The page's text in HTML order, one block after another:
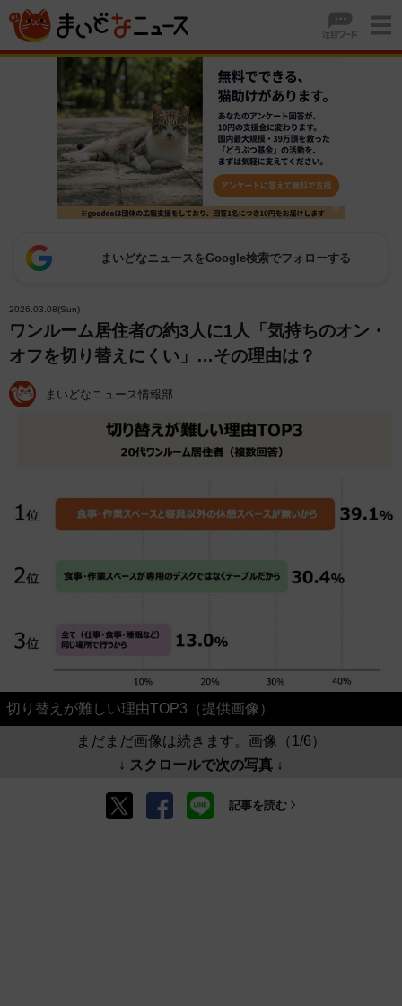
まいどなニュースをGoogle検索でフォローする
2026.03.08(Sun)
ワンルーム居住者の約3人に1人「気持ちのオン・
オフを切り替えにくい」…その理由は？
まいどなニュース情報部
切り替えが難しい理由TOP3（提供画像）
まだまだ画像は続きます。画像（1/6）
↓ スクロールで次の写真 ↓
記事を読む